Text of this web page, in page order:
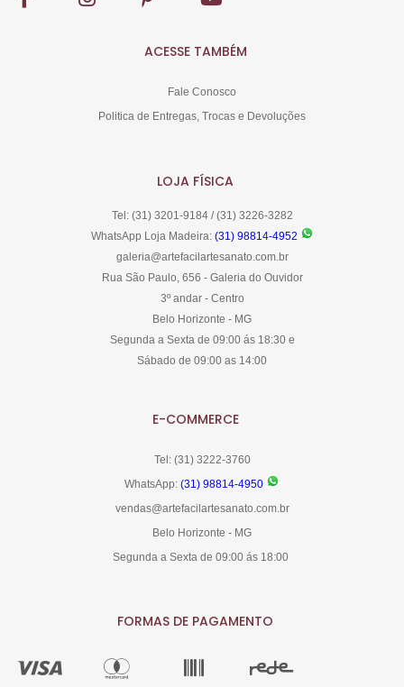
ACESSE TAMBÉM
Fale Conosco
Politica de Entregas, Trocas e Devoluções
LOJA FÍSICA
Tel: (31) 3201-9184 / (31) 3226-3282
WhatsApp Loja Madeira: (31) 98814-4952
galeria@artefacilartesanato.com.br
Rua São Paulo, 656 - Galeria do Ouvidor
3º andar - Centro
Belo Horizonte - MG
Segunda a Sexta de 09:00 ás 18:30 e
Sábado de 09:00 as 14:00
E-COMMERCE
Tel: (31) 3222-3760
WhatsApp: (31) 98814-4950
vendas@artefacilartesanato.com.br
Belo Horizonte - MG
Segunda a Sexta de 09:00 ás 18:00
FORMAS DE PAGAMENTO